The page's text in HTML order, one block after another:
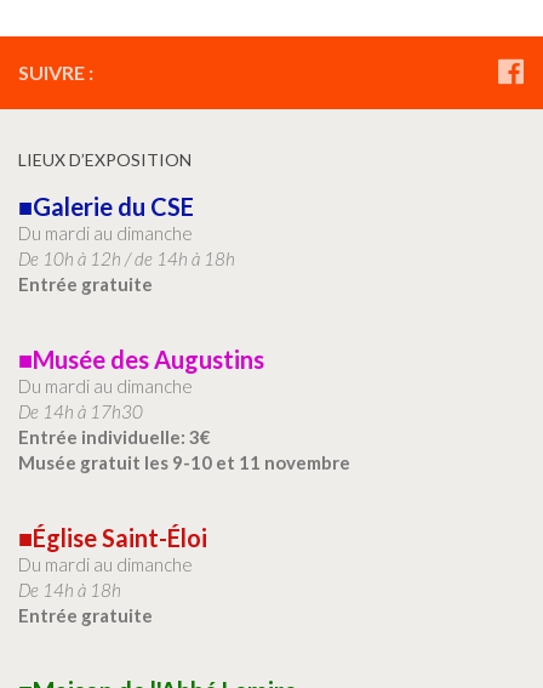
SUIVRE :
LIEUX D’EXPOSITION
■Galerie du CSE
Du mardi au dimanche
De 10h à 12h / de 14h à 18h
Entrée gratuite
■Musée des Augustins
Du mardi au dimanche
De 14h à 17h30
Entrée individuelle: 3€
Musée gratuit les 9-10 et 11 novembre
■Église Saint-Éloi
Du mardi au dimanche
De 14h à 18h
Entrée gratuite